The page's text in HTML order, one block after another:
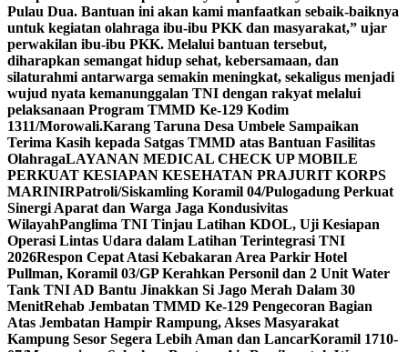
Pulau Dua. Bantuan ini akan kami manfaatkan sebaik-baiknya
untuk kegiatan olahraga ibu-ibu PKK dan masyarakat,” ujar
perwakilan ibu-ibu PKK. Melalui bantuan tersebut,
diharapkan semangat hidup sehat, kebersamaan, dan
silaturahmi antarwarga semakin meningkat, sekaligus menjadi
wujud nyata kemanunggalan TNI dengan rakyat melalui
pelaksanaan Program TMMD Ke-129 Kodim
1311/Morowali.Karang Taruna Desa Umbele Sampaikan
Terima Kasih kepada Satgas TMMD atas Bantuan Fasilitas
OlahragaLAYANAN MEDICAL CHECK UP MOBILE
PERKUAT KESIAPAN KESEHATAN PRAJURIT KORPS
MARINIRPatroli/Siskamling Koramil 04/Pulogadung Perkuat
Sinergi Aparat dan Warga Jaga Kondusivitas
WilayahPanglima TNI Tinjau Latihan KDOL, Uji Kesiapan
Operasi Lintas Udara dalam Latihan Terintegrasi TNI
2026Respon Cepat Atasi Kebakaran Area Parkir Hotel
Pullman, Koramil 03/GP Kerahkan Personil dan 2 Unit Water
Tank TNI AD Bantu Jinakkan Si Jago Merah Dalam 30
MenitRehab Jembatan TMMD Ke-129 Pengecoran Bagian
Atas Jembatan Hampir Rampung, Akses Masyarakat
Kampung Sesor Segera Lebih Aman dan LancarKoramil 1710-